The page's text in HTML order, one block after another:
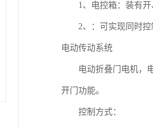
1、电控箱：装有开
2、：可实现同时控
电动传动系统
电动折叠门电机，电
开门功能。
控制方式：